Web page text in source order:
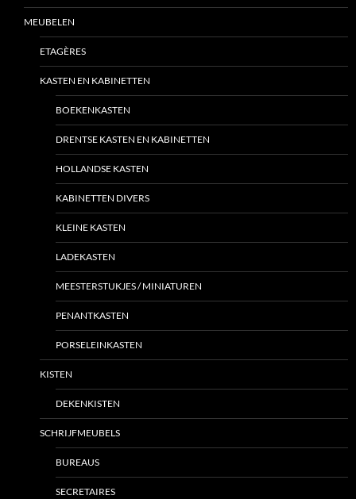
MEUBELEN
ETAGÈRES
KASTEN EN KABINETTEN
BOEKENKASTEN
DRENTSE KASTEN EN KABINETTEN
HOLLANDSE KASTEN
KABINETTEN DIVERS
KLEINE KASTEN
LADEKASTEN
MEESTERSTUKJES / MINIATUREN
PENANTKASTEN
PORSELEINKASTEN
KISTEN
DEKENKISTEN
SCHRIJFMEUBELS
BUREAUS
SECRETAIRES